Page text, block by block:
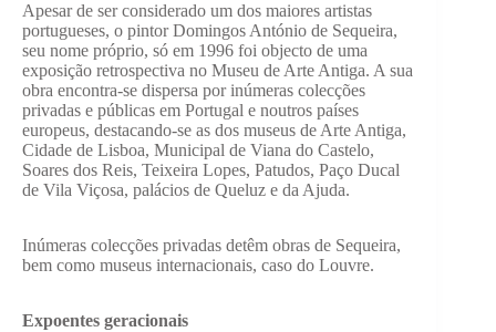
Apesar de ser considerado um dos maiores artistas
portugueses, o pintor Domingos António de Sequeira,
seu nome próprio, só em 1996 foi objecto de uma
exposição retrospectiva no Museu de Arte Antiga. A sua
obra encontra-se dispersa por inúmeras colecções
privadas e públicas em Portugal e noutros países
europeus, destacando-se as dos museus de Arte Antiga,
Cidade de Lisboa, Municipal de Viana do Castelo,
Soares dos Reis, Teixeira Lopes, Patudos, Paço Ducal
de Vila Viçosa, palácios de Queluz e da Ajuda.
Inúmeras colecções privadas detêm obras de Sequeira,
bem como museus internacionais, caso do Louvre.
Expoentes geracionais